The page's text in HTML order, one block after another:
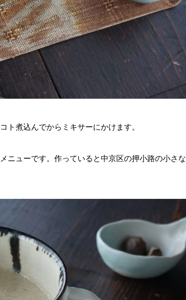
煮込んでからミキサーにかけます。
ニューです。作っていると中京区の押小路の小さな